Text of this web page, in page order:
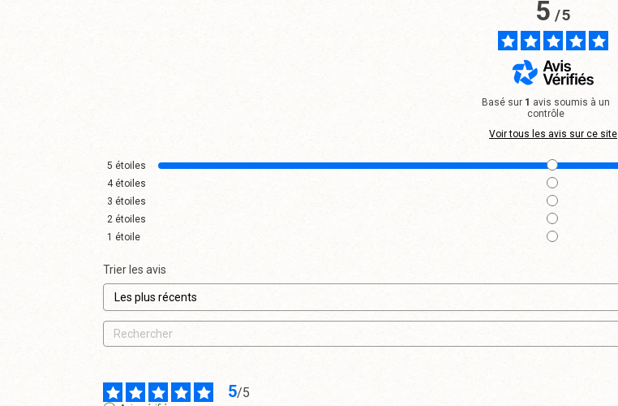
5/5
Basé sur 1 avis soumis à un
contrôle
Voir tous les avis sur ce site
5 étoiles
4étoiles
3 étoiles
2 étoiles
1 étoile
Trier les avis
5/5